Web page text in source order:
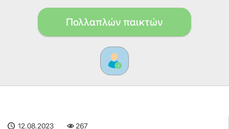
Πολλαπλών παικτών
12.08.2023 267